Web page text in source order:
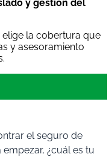
y gestión del
elige la cobertura que
y asesoramiento
el seguro de
¿cuál es tu